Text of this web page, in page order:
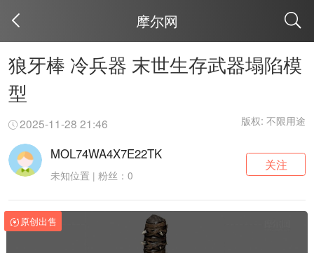
摩尔网
狼牙棒 冷兵器 末世生存武器塌陷模
型
2025-11-28 21:46 版权: 不限用途
MOL74WA4X7E22TK
未知位置 | 粉丝：0
关注
原创出售
取消